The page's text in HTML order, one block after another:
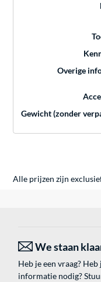
Overige
Gewicht (zonder
Alle prijzen zijn
We staan
Heb je een vraag?
informatie nodig?